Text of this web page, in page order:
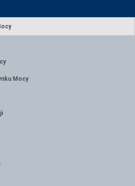
Mocy